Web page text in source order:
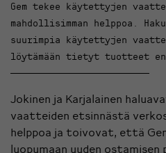
Gem tekee käytettyjen
mahdollisimman helppoa.
suurimpia käytettyjen
löytämään tietyt tuotteet
Jokinen ja Karjalainen
vaatteiden etsinnästä
helppoa ja toivovat, että
luopumaan uuden ostamisen